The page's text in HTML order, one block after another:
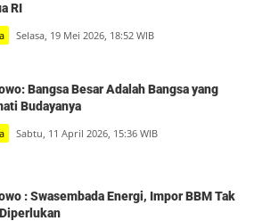
RI
Selasa, 19 Mei 2026, 18:52 WIB
Bangsa Besar Adalah Bangsa yang
Budayanya
Sabtu, 11 April 2026, 15:36 WIB
: Swasembada Energi, Impor BBM Tak